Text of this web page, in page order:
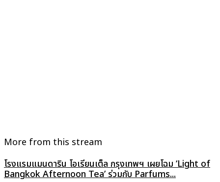
More from this stream
โรงแรมแมนดาริน โอเรียนเต็ล กรุงเทพฯ เผยโฉม ‘Light of
Bangkok Afternoon Tea’ ร่วมกับ Parfums...